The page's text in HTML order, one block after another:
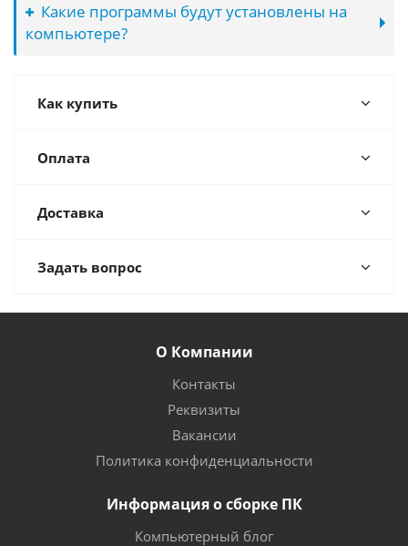
Какие программы будут установлены на
компьютере?
Как купить
Оплата
Доставка
Задать вопрос
О Компании
Контакты
Реквизиты
Вакансии
Политика конфиденциальности
Информация о сборке ПК
Компьютерный блог